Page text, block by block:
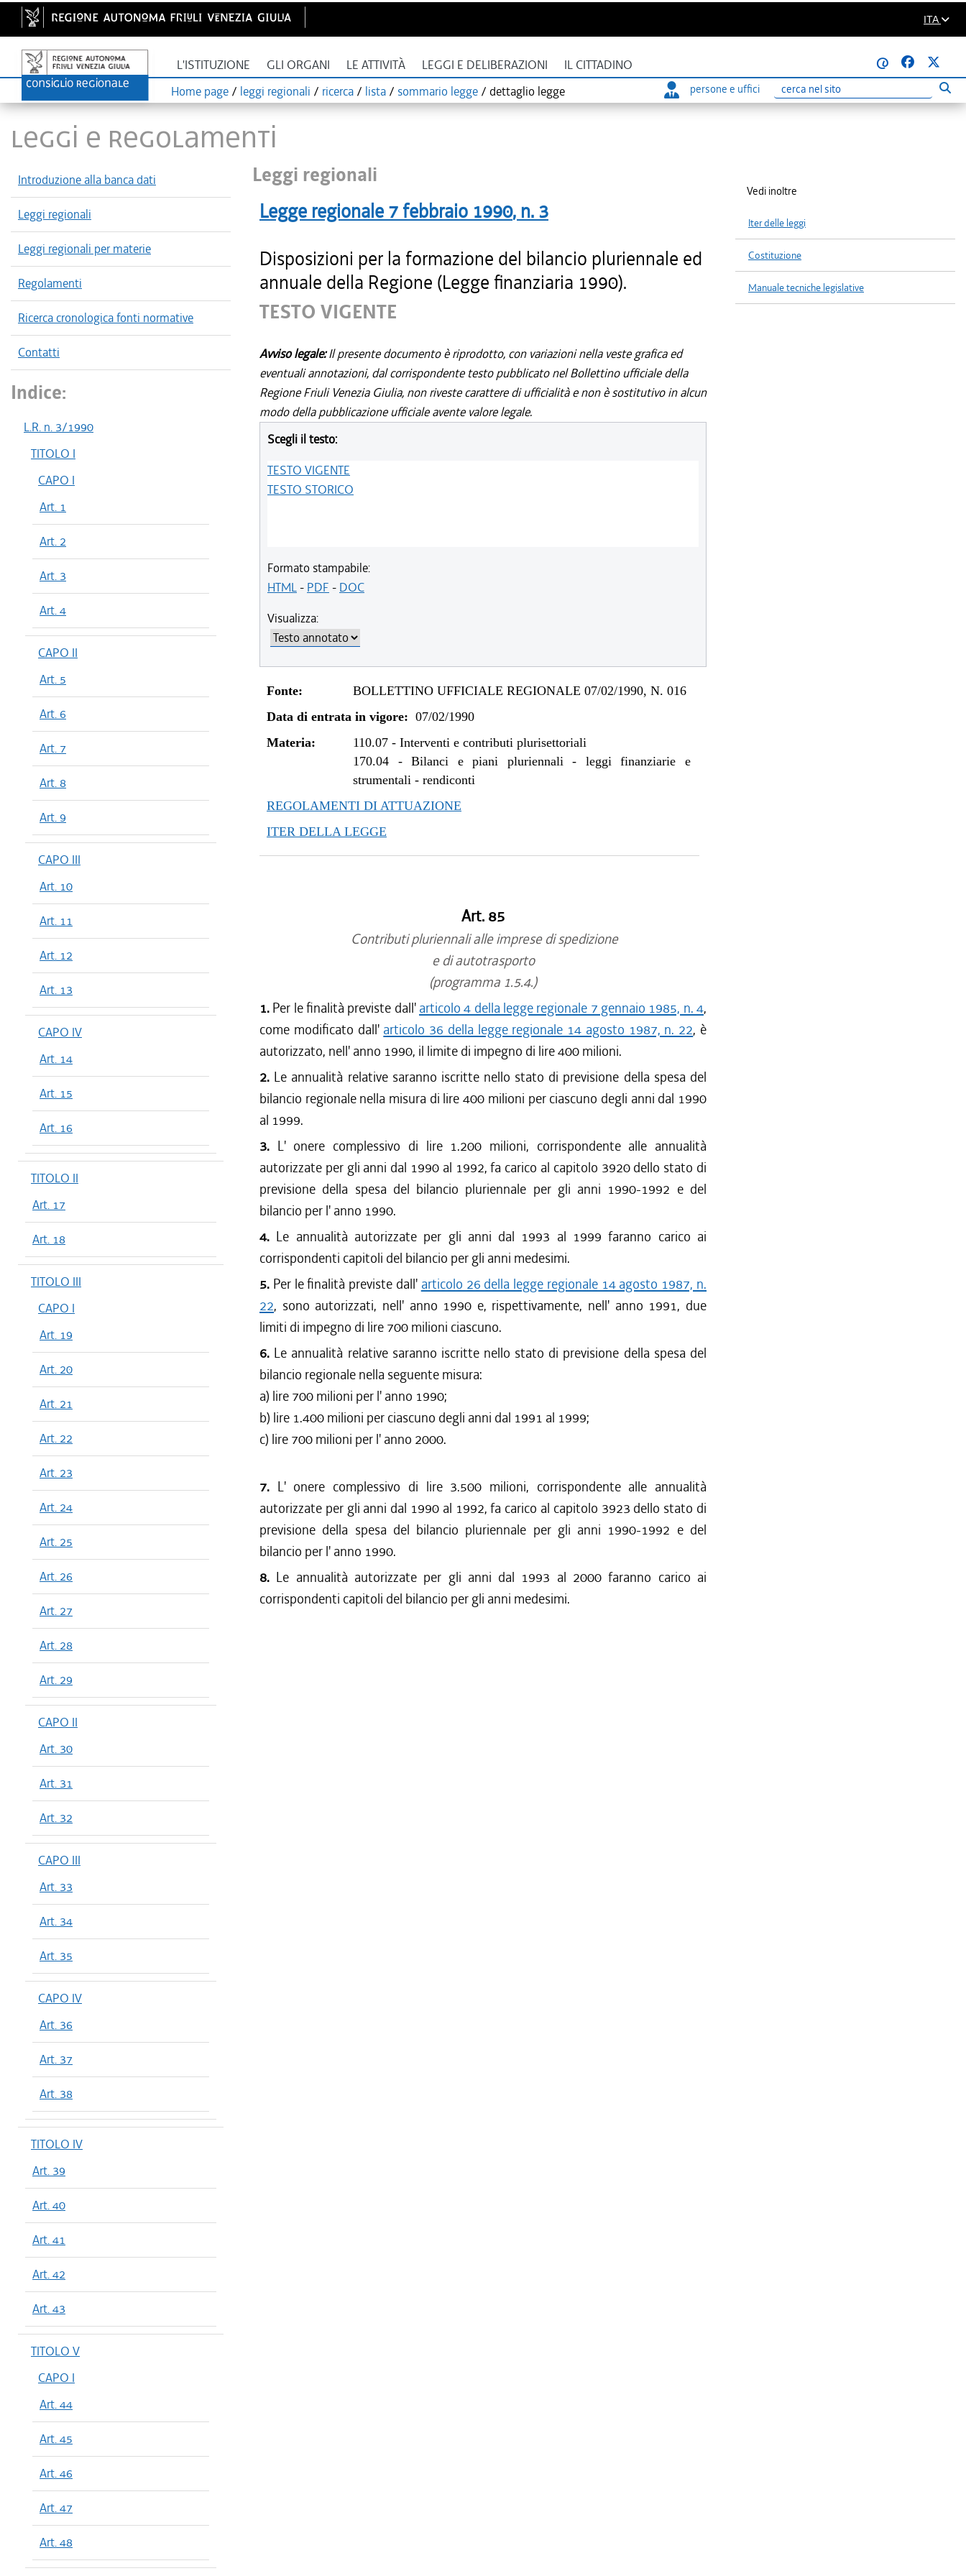
ITA
L'ISTITUZIONE GLI ORGANI LE ATTIVITÀ LEGGI E DELIBERAZIONI IL CITTADINO
@
Home page / leggi regionali / ricerca / lista / sommario legge / dettaglio legge persone e uffici
Ricerca
LEGGI E REGOLAMENTI
Introduzione alla banca dati
Leggi regionali
Leggi regionali per materie
Regolamenti
Ricerca cronologica fonti normative
Contatti
Indice:
L.R. n. 3/1990
TITOLO I
CAPO I
Art. 1
Art. 2
Art. 3
Art. 4
CAPO II
Art. 5
Art. 6
Art. 7
Art. 8
Art. 9
CAPO III
Art. 10
Art. 11
Art. 12
Art. 13
CAPO IV
Art. 14
Art. 15
Art. 16
TITOLO II
Art. 17
Art. 18
TITOLO III
CAPO I
Art. 19
Art. 20
Art. 21
Art. 22
Art. 23
Art. 24
Art. 25
Art. 26
Art. 27
Art. 28
Art. 29
CAPO II
Art. 30
Art. 31
Art. 32
CAPO III
Art. 33
Art. 34
Art. 35
CAPO IV
Art. 36
Art. 37
Art. 38
TITOLO IV
Art. 39
Art. 40
Art. 41
Art. 42
Art. 43
TITOLO V
CAPO I
Art. 44
Art. 45
Art. 46
Art. 47
Art. 48
Leggi regionali
Legge regionale 7 febbraio 1990, n. 3
Disposizioni per la formazione del bilancio pluriennale ed
annuale della Regione (Legge finanziaria 1990).
TESTO VIGENTE
Avviso legale:Il presente documento è riprodotto, con variazioni nella veste grafica ed
eventuali annotazioni, dal corrispondente testo pubblicato nel Bollettino ufficiale della
Regione Friuli Venezia Giulia, non riveste carattere di ufficialità e non è sostitutivo in alcun
modo della pubblicazione ufficiale avente valore legale.
Scegli il testo:
TESTO VIGENTE
TESTO STORICO
Formato stampabile:
HTML- PDF - DOC
Visualizza:
Fonte:
BOLLETTINO UFFICIALE REGIONALE 07/02/1990, N. 016
Data di entrata in vigore: 07/02/1990
Materia:
110.07 -Interventi e contributi plurisettoriali
170.04 -Bilanci e piani pluriennali - leggi finanziarie e
strumentali - rendiconti
REGOLAMENTI DI ATTUAZIONE
ITER DELLA LEGGE
Art. 85
Contributi pluriennali alle imprese di spedizione
e di autotrasporto
(programma 1.5.4.)
1. Per le finalità previste dall' articolo 4 della legge regionale 7 gennaio 1985, n. 4,
come modificato dall' articolo 36 della legge regionale 14 agosto 1987, n. 22, è
autorizzato, nell' anno 1990, il limite di impegno di lire 400 milioni.
2. Le annualità relative saranno iscritte nello stato di previsione della spesa del
bilancio regionale nella misura di lire 400 milioni per ciascuno degli anni dal 1990
al 1999.
3. L' onere complessivo di lire 1.200 milioni, corrispondente alle annualità
autorizzate per gli anni dal 1990 al 1992, fa carico al capitolo 3920 dello stato di
previsione della spesa del bilancio pluriennale per gli anni 1990-1992 e del
bilancio per l' anno 1990.
4. Le annualità autorizzate per gli anni dal 1993 al 1999 faranno carico ai
corrispondenti capitoli del bilancio per gli anni medesimi.
5. Per le finalità previste dall' articolo 26 della legge regionale 14 agosto 1987, n.
22, sono autorizzati, nell' anno 1990 e, rispettivamente, nell' anno 1991, due
limiti di impegno di lire 700 milioni ciascuno.
6. Le annualità relative saranno iscritte nello stato di previsione della spesa del
bilancio regionale nella seguente misura:
a) lire 700 milioni per l' anno 1990;
b) lire 1.400 milioni per ciascuno degli anni dal 1991 al 1999;
c) lire 700 milioni per l' anno 2000.
7. L' onere complessivo di lire 3.500 milioni, corrispondente alle annualità
autorizzate per gli anni dal 1990 al 1992, fa carico al capitolo 3923 dello stato di
previsione della spesa del bilancio pluriennale per gli anni 1990-1992 e del
bilancio per l' anno 1990.
8. Le annualità autorizzate per gli anni dal 1993 al 2000 faranno carico ai
corrispondenti capitoli del bilancio per gli anni medesimi.
Vedi inoltre
Iter delle leggi
Costituzione
Manuale tecniche legislative